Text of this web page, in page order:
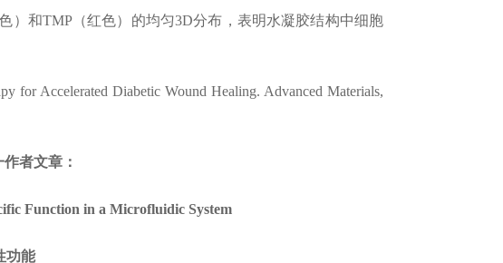
和TMP（红色）的均匀3D分布，表明水凝胶结构中细胞
for Accelerated Diabetic Wound Healing. Advanced Materials,
者文章：
Function in a Microfluidic System
功能